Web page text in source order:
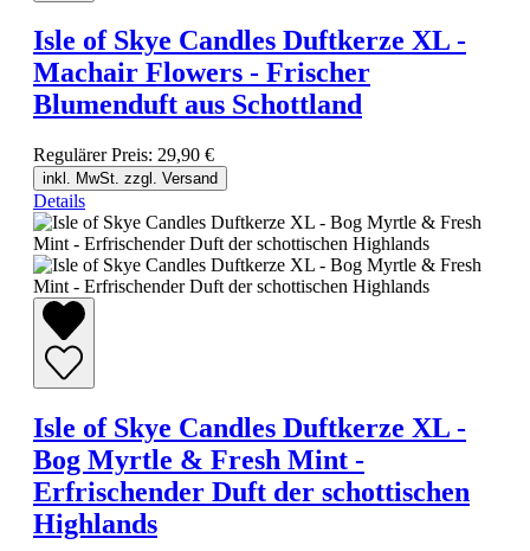
Isle of Skye Candles Duftkerze XL -
Machair Flowers - Frischer
Blumenduft aus Schottland
Regulärer Preis: 29,90 €
inkl. MwSt. zzgl. Versand
Details
Isle of Skye Candles Duftkerze XL -
Bog Myrtle & Fresh Mint -
Erfrischender Duft der schottischen
Highlands